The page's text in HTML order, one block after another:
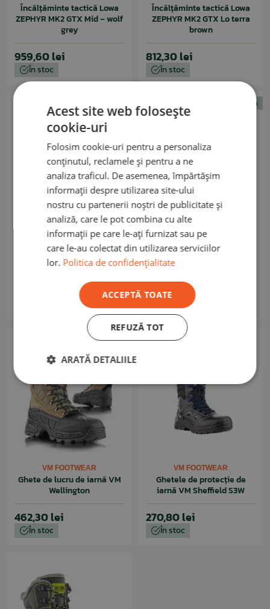
Încălțăminte tactică Lowa
ZEPHYR MK2 GTX Mid – wolf
grey
959,60 lei
În stoc
Încălțăminte tactică Lowa
ZEPHYR MK2 GTX Lo terra
brown
812,30 lei
În stoc
LOWA
Încălțăminte tactică Lowa
ZEPHYR MK2 GTX Mid
neagră
Livrare gratuită
LOWA
Încălțăminte tactică Lowa
ZEPHYR MK2 GTX Mid dark
959,60 lei
În stoc
VM FOOTWEAR
Ghete de lucru de iarnă VM
Wellington
462,30 lei
În stoc
VM FOOTWEAR
Ghetele de protecție de
iarnă VM Sheffield S3W
270,80 lei
În stoc
Acest site web folosește
cookie-uri
Folosim cookie-uri pentru a personaliza
conținutul, reclamele și pentru a ne
analiza traficul. De asemenea, împărtășim
informații despre utilizarea site-ului
nostru cu partenerii noștri de publicitate și
analiză, care le pot combina cu alte
informații pe care le-ați furnizat sau pe
care le-au colectat din utilizarea serviciilor
lor. Politica de confidențialitate
ACCEPTĂ TOATE
REFUZĂ TOT
ARATĂ DETALIILE